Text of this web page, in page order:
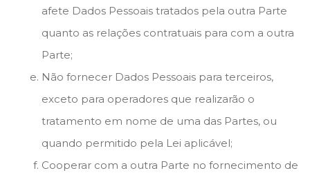
afete Dados Pessoais tratados pela outra Parte
quanto as relações contratuais para com a outra
Parte;
Não fornecer Dados Pessoais para terceiros,
exceto para operadores que realizarão o
tratamento em nome de uma das Partes, ou
quando permitido pela Lei aplicável;
Cooperar com a outra Parte no fornecimento de